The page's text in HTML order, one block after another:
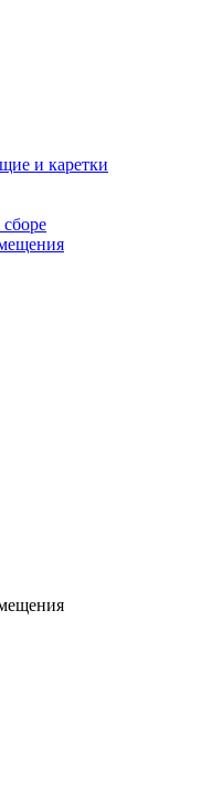
и каретки